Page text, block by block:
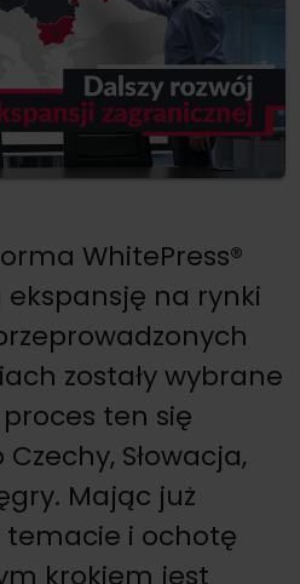
WhitePress®
ekspansję na rynki
zostały wybrane
ten się
Słowacja,
Mając już
temacie i ochotę
krokiem jest